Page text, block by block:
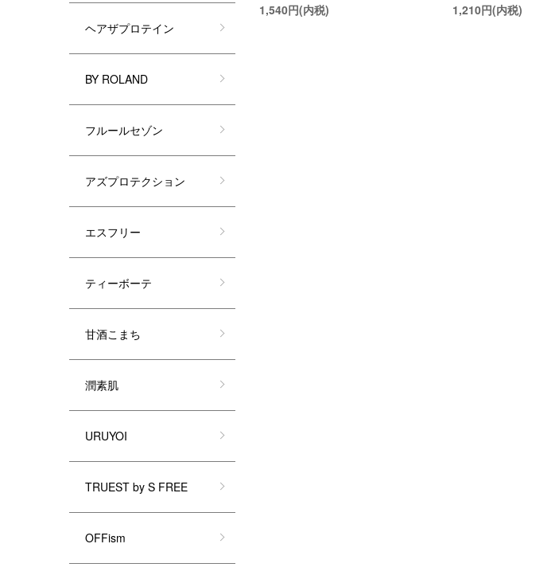
1,540円(内税)
1,210円(内税)
ヘアザプロテイン
BY ROLAND
フルールセゾン
アズプロテクション
エスフリー
ティーボーテ
甘酒こまち
潤素肌
URUYOI
TRUEST by S FREE
OFFism